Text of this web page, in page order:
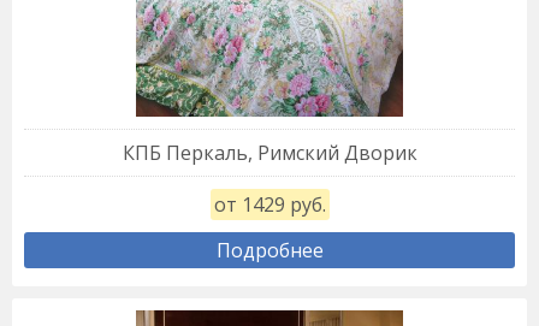
КПБ Перкаль, Римский Дворик
от 1429 руб.
Подробнее